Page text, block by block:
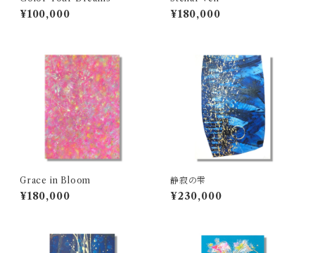
¥100,000 ¥180,000
Grace in Bloom
¥180,000
静寂の雫
¥230,000